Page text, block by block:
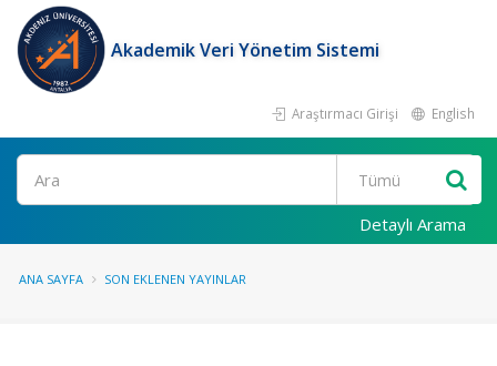
Akademik Veri Yönetim Sistemi
Araştırmacı Girişi English
Ara
Detaylı Arama
ANA SAYFA SON EKLENEN YAYINLAR